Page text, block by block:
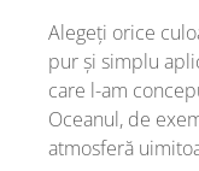
Alegeți orice
pur și simplu
care l-am
Oceanul, de
atmosferă